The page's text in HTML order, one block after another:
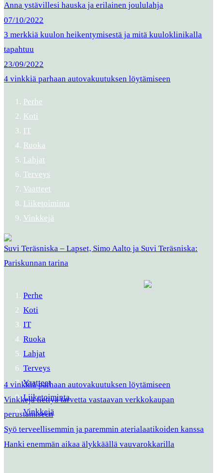
Anna ystävillesi hauska ja erilainen joululahja
07/10/2022
3 merkkiä kuulon heikentymisestä ja mitä kuuloklinikalla
tapahtuu
23/09/2022
4 vinkkiä parhaan autovakuutuksen löytämiseen
Perhe
Koti
IT
Ruoka
Lahjat
Terveys
Vaatteet
Liiketoiminta
Vinkkejä
Suvi Teräsniska – Lapset, Simo Aalto ja Suvi Teräsniska:
Pariskunnan tarina
Perhe
Koti
IT
Ruoka
Lahjat
Terveys
Vaatteet
Liiketoiminta
Vinkkejä
4 vinkkiä parhaan autovakuutuksen löytämiseen
Vinkkejä tiettyä tarvetta vastaavan verkkokaupan
perustamiseen
Syö terveellisemmin ja paremmin aterialaatikoiden kanssa
Hanki enemmän aikaa älykkäällä vauvarokkarilla